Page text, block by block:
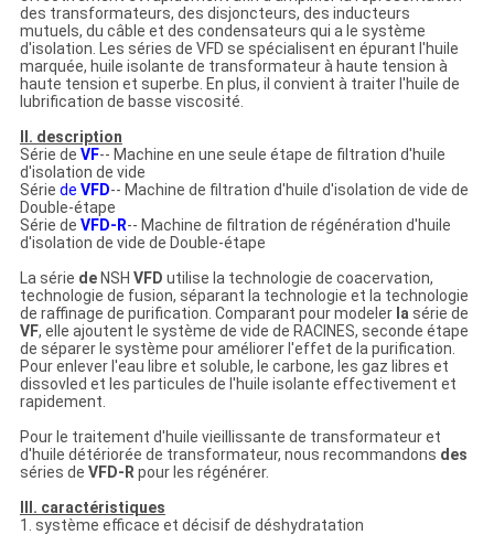
des transformateurs, des disjoncteurs, des inducteurs
mutuels, du câble et des condensateurs qui a le système
d'isolation. Les séries de VFD se spécialisent en épurant l'huile
marquée, huile isolante de transformateur à haute tension à
haute tension et superbe. En plus, il convient à traiter l'huile de
lubrification de basse viscosité.
II. description
Série de VF-- Machine en une seule étape de filtration d'huile
d'isolation de vide
Série de VFD-- Machine de filtration d'huile d'isolation de vide de
Double-étape
Série de VFD-R-- Machine de filtration de régénération d'huile
d'isolation de vide de Double-étape
La série deNSH VFD utilise la technologie de coacervation,
technologie de fusion, séparant la technologie et la technologie
de raffinage de purification. Comparant pour modeler lasérie de
VF, elle ajoutent le système de vide de RACINES, seconde étape
de séparer le système pour améliorer l'effet de la purification.
Pour enlever l'eau libre et soluble, le carbone, les gaz libres et
dissovled et les particules de l'huile isolante effectivement et
rapidement.
Pour le traitement d'huile vieillissante de transformateur et
d'huile détériorée de transformateur, nous recommandons des
séries de VFD-Rpour les régénérer.
III. caractéristiques
1. système efficace et décisif de déshydratation